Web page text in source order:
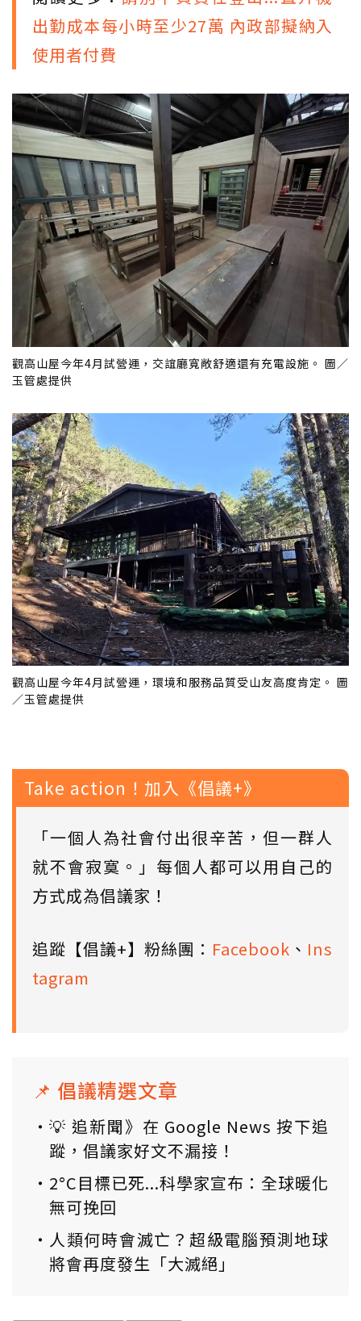
出勤成本每小時至少27萬 內政部擬納入
使用者付費
觀高山屋今年4月試營運，交誼廳寬敞舒適還有充電設施。 圖／
玉管處提供
觀高山屋今年4月試營運，環境和服務品質受山友高度肯定。 圖
／玉管處提供
Take action！加入《倡議+》
「一個人為社會付出很辛苦，但一群人
就不會寂寞。」每個人都可以用自己的
方式成為倡議家！
追蹤【倡議+】粉絲團： Facebook 、 Ins
tagram
📌 倡議精選文章
💡 追新聞》在 Google News 按下追
蹤，倡議家好文不漏接！
2°C目標已死...科學家宣布：全球暖化
無可挽回
人類何時會滅亡？超級電腦預測地球
將會再度發生「大滅絕」